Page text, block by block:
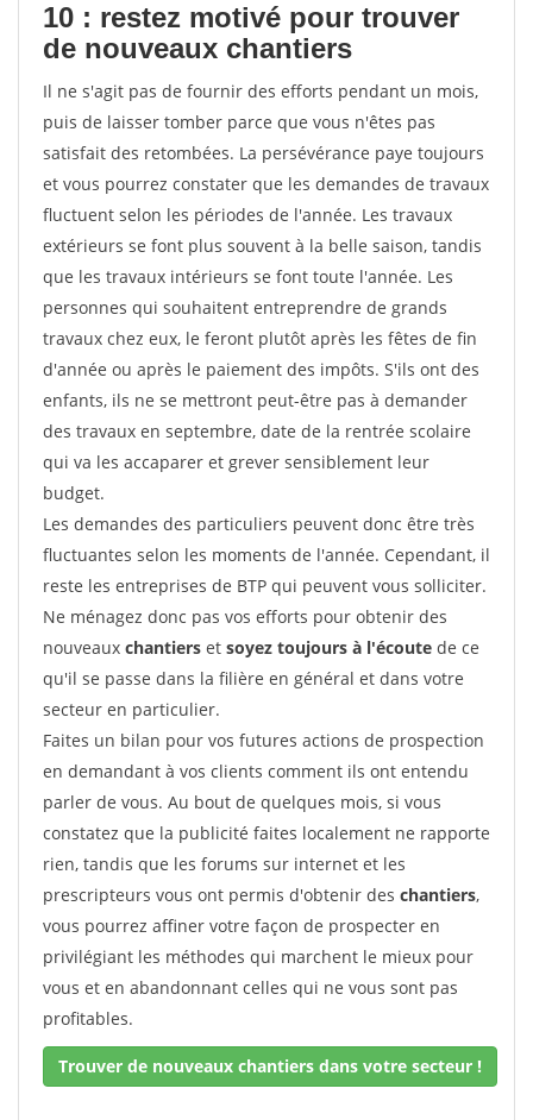
10 : restez motivé pour trouver
de nouveaux chantiers
Il ne s'agit pas de fournir des efforts pendant un mois,
puis de laisser tomber parce que vous n'êtes pas
satisfait des retombées. La persévérance paye toujours
et vous pourrez constater que les demandes de travaux
fluctuent selon les périodes de l'année. Les travaux
extérieurs se font plus souvent à la belle saison, tandis
que les travaux intérieurs se font toute l'année. Les
personnes qui souhaitent entreprendre de grands
travaux chez eux, le feront plutôt après les fêtes de fin
d'année ou après le paiement des impôts. S'ils ont des
enfants, ils ne se mettront peut-être pas à demander
des travaux en septembre, date de la rentrée scolaire
qui va les accaparer et grever sensiblement leur
budget.
Les demandes des particuliers peuvent donc être très
fluctuantes selon les moments de l'année. Cependant, il
reste les entreprises de BTP qui peuvent vous solliciter.
Ne ménagez donc pas vos efforts pour obtenir des
nouveaux chantiers et soyez toujours à l'écoute de ce
qu'il se passe dans la filière en général et dans votre
secteur en particulier.
Faites un bilan pour vos futures actions de prospection
en demandant à vos clients comment ils ont entendu
parler de vous. Au bout de quelques mois, si vous
constatez que la publicité faites localement ne rapporte
rien, tandis que les forums sur internet et les
prescripteurs vous ont permis d'obtenir des chantiers,
vous pourrez affiner votre façon de prospecter en
privilégiant les méthodes qui marchent le mieux pour
vous et en abandonnant celles qui ne vous sont pas
profitables.
Trouver de nouveaux chantiers dans votre secteur !